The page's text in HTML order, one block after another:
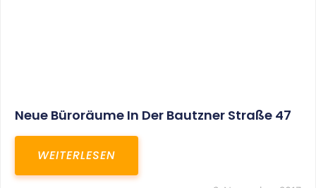
Neue Büroräume In Der Bautzner Straße 47
WEITERLESEN